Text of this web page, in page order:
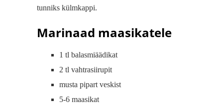
tunniks külmkappi.
Marinaad maasikatele
1 tl balasmiäädikat
2 tl vahtrasiirupit
musta pipart veskist
5-6 maasikat